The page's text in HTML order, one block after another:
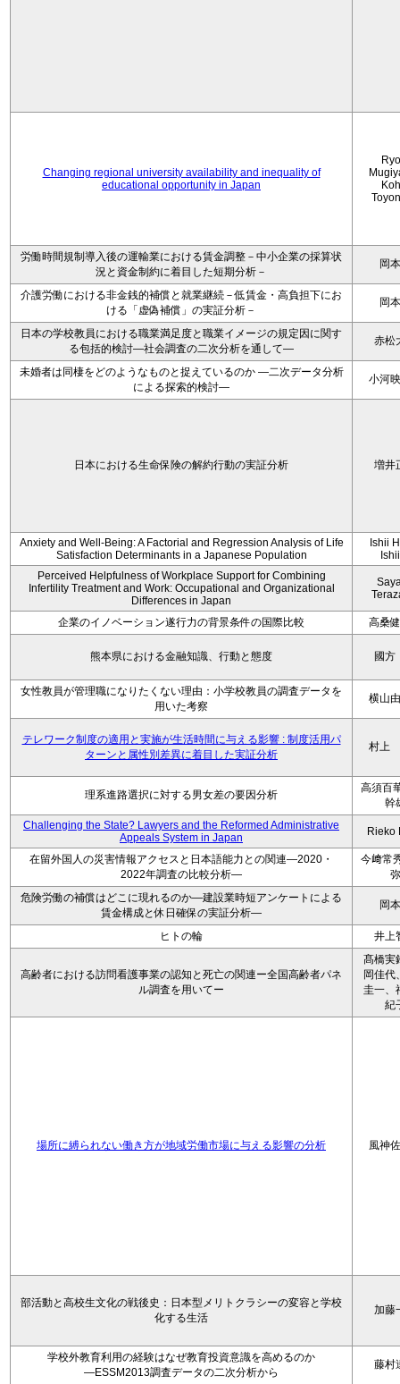
Changing regional university availability and inequality of
educational opportunity in Japan
労働時間規制導入後の運輸業における賃金調整－中小企業の採算状
況と資金制約に着目した短期分析－
岡
介護労働における非金銭的補償と就業継続－低賃金・高負担下にお
ける「虚偽補償」の実証分析－
岡
日本の学校教員における職業満足度と職業イメージの規定因に関す
る包括的検討―社会調査の二次分析を通して―
赤松
未婚者は同棲をどのようなものと捉えているのか —二次データ分析
による探索的検討—
小河
日本における生命保険の解約行動の実証分析 増井
Anxiety and Well-Being: A Factorial and Regression Analysis of Life
Satisfaction Determinants in a Japanese Population
Ishii
Perceived Helpfulness of Workplace Support for Combining
Infertility Treatment and Work: Occupational and Organizational
Differences in Japan
企業のイノベーション遂行力の背景条件の国際比較 高桑
熊本県における金融知識、行動と態度 國
女性教員が管理職になりたくない理由：小学校教員の調査データを
用いた考察
横山
テレワーク制度の適用と実施が生活時間に与える影響 : 制度活用パ
ターンと属性別差異に着目した実証分析
村上
理系進路選択に対する男女差の要因分析
高須百
幹
Challenging the State? Lawyers and the Reformed Administrative
Appeals System in Japan
Rieko
在留外国人の災害情報アクセスと日本語能力との関連―2020・
2022年調査の比較分析―
今﨑常
弥
危険労働の補償はどこに現れるのか―建設業時短アンケートによる
賃金構成と休日確保の実証分析―
岡
ヒトの輪 井上
高齢者における訪問看護事業の認知と死亡の関連ー全国高齢者パネ
ル調査を用いてー
髙橋実
岡佳代
圭一、
紀
場所に縛られない働き方が地域労働市場に与える影響の分析 風神
部活動と高校生文化の戦後史：日本型メリトクラシーの変容と学校
化する生活
加藤
学校外教育利用の経験はなぜ教育投資意識を高めるのか
―ESSM2013調査データの二次分析から
藤村